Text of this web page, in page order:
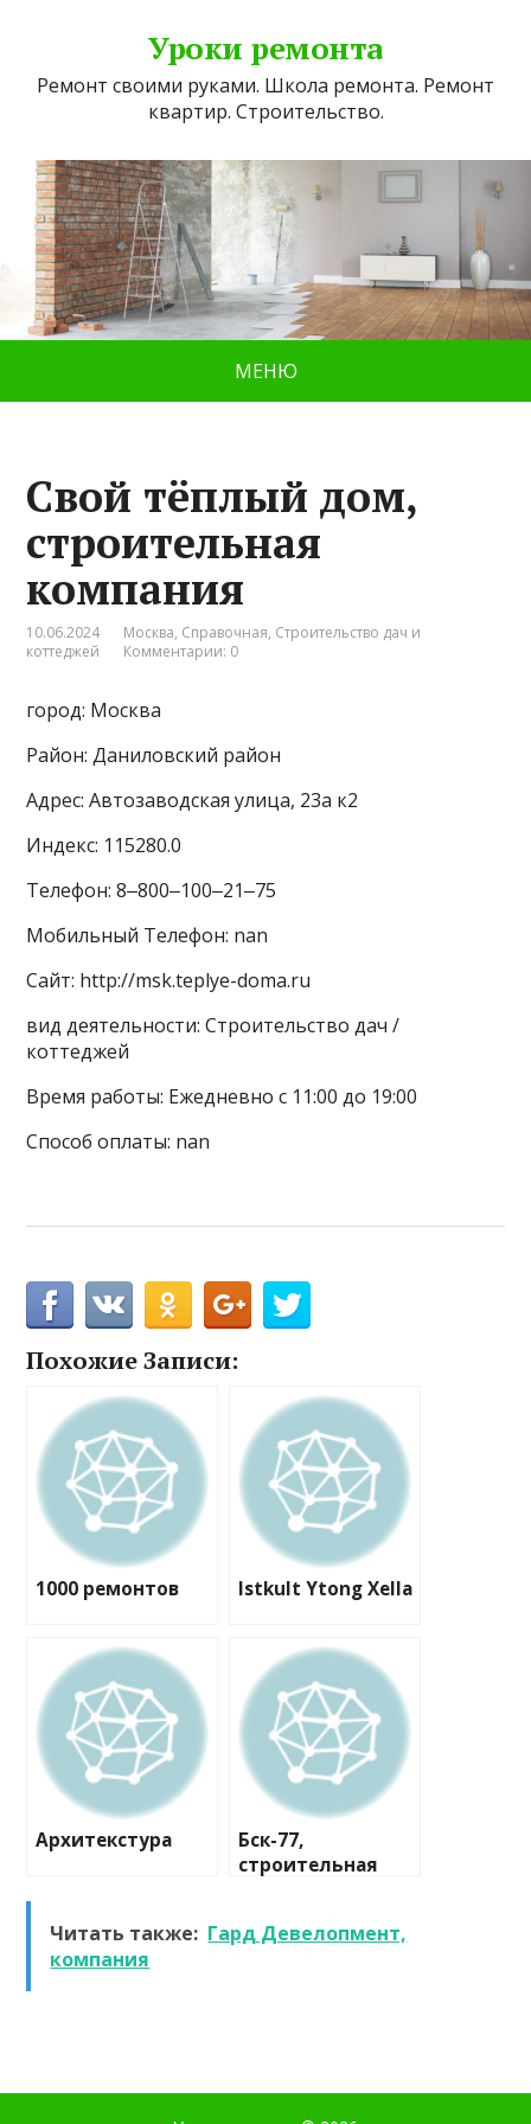
Уроки ремонта
Ремонт своими руками. Школа ремонта. Ремонт
квартир. Строительство.
МЕНЮ
Свой тёплый дом,
строительная
компания
10.06.2024 Москва, Справочная, Строительство дач и
коттеджей
Комментарии: 0
город: Москва
Район: Даниловский район
Адрес: Автозаводская улица, 23а к2
Индекс: 115280.0
Телефон: 8‒800‒100‒21‒75
Мобильный Телефон: nan
Сайт: http://msk.teplye-doma.ru
вид деятельности: Строительство дач /
коттеджей
Время работы: Ежедневно с 11:00 до 19:00
Способ оплаты: nan
Похожие Записи:
1000 ремонтов Istkult Ytong Xella
Архитекстура
Бск-77,
строительная
Читать также: Гард Девелопмент,
компания